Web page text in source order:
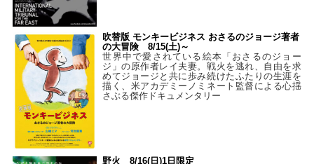
吹替版 モンキービジネス おさるのジョージ著者
の大冒険 8/15(土)～
世界中で愛されている絵本「おさるのジョー
ジ」の原作者レイ夫妻。戦火を逃れ、自由を求
めてジョージと共に歩み続けたふたりの生涯を
描く、米アカデミーノミネート監督による心揺
さぶる傑作ドキュメンタリー
野火 8/16(日)1日限定